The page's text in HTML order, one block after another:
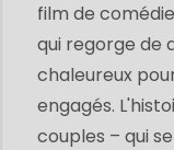
film de
qui regorge de
chaleureux
engagés.
couples – qui